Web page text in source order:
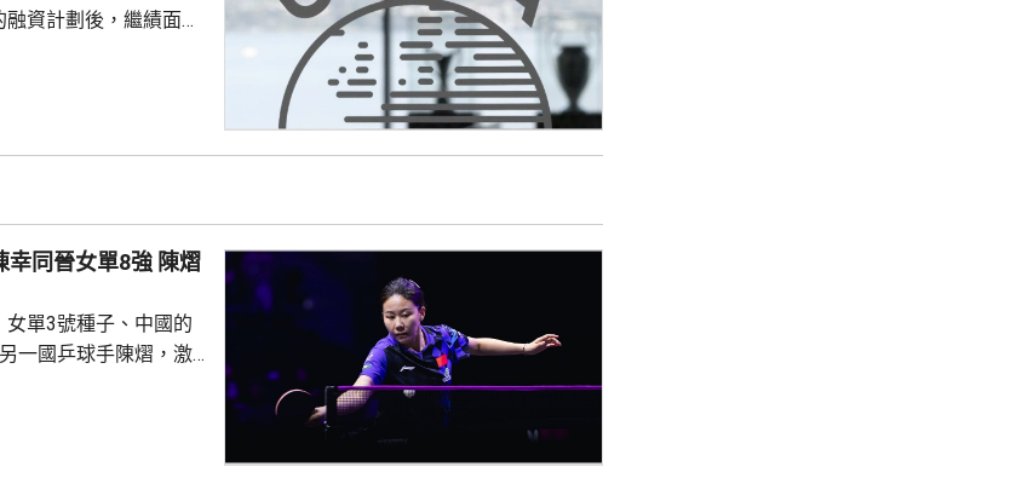
資計劃後，繼績面臨
，重申全力支持恩芬
不了他們抵制世界盃
場，他們對恩芬...
晉女單8強 陳熠
單3號種子、中國的
一國乒球手陳熠，激
3局11:8、11:2及11:2